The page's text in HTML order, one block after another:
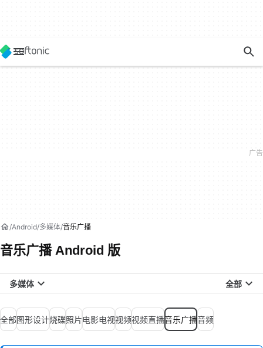
Android 多媒体 音乐广播
音乐广播 Android 版
多媒体 全部
全部图形设计烧碟照片电影电视视频视频直播音乐广播音频